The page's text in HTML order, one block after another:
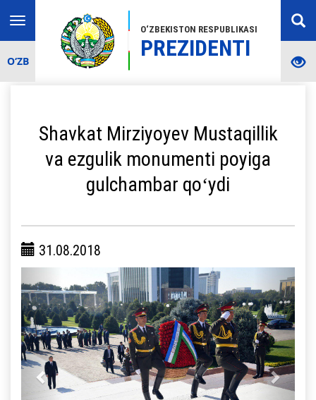
O‘ZBEKISTON RESPUBLIKASI
PREZIDENTI
Toggle
navigation
O‘ZB
Shavkat Mirziyoyev Mustaqillik
va ezgulik monumenti poyiga
gulchambar qoʻydi
31.08.2018